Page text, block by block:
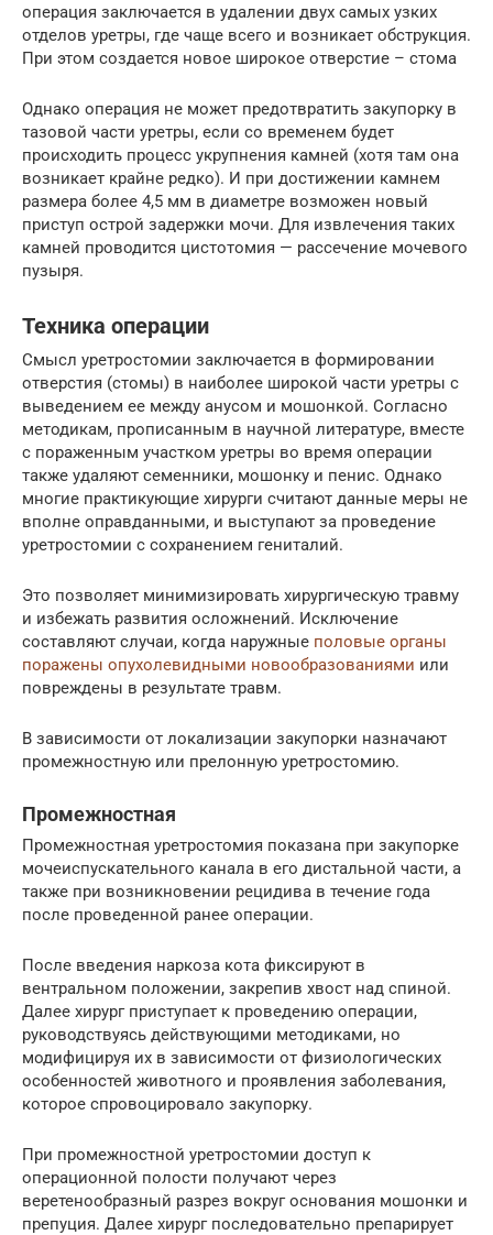
операция заключается в удалении двух самых узких
отделов уретры, где чаще всего и возникает обструкция.
При этом создается новое широкое отверстие – стома
Однако операция не может предотвратить закупорку в
тазовой части уретры, если со временем будет
происходить процесс укрупнения камней (хотя там она
возникает крайне редко). И при достижении камнем
размера более 4,5 мм в диаметре возможен новый
приступ острой задержки мочи. Для извлечения таких
камней проводится цистотомия — рассечение мочевого
пузыря.
Техника операции
Смысл уретростомии заключается в формировании
отверстия (стомы) в наиболее широкой части уретры с
выведением ее между анусом и мошонкой. Согласно
методикам, прописанным в научной литературе, вместе
с пораженным участком уретры во время операции
также удаляют семенники, мошонку и пенис. Однако
многие практикующие хирурги считают данные меры не
вполне оправданными, и выступают за проведение
уретростомии с сохранением гениталий.
Это позволяет минимизировать хирургическую травму
и избежать развития осложнений. Исключение
составляют случаи, когда наружные половые органы
поражены опухолевидными новообразованиями или
повреждены в результате травм.
В зависимости от локализации закупорки назначают
промежностную или прелонную уретростомию.
Промежностная
Промежностная уретростомия показана при закупорке
мочеиспускательного канала в его дистальной части, а
также при возникновении рецидива в течение года
после проведенной ранее операции.
После введения наркоза кота фиксируют в
вентральном положении, закрепив хвост над спиной.
Далее хирург приступает к проведению операции,
руководствуясь действующими методиками, но
модифицируя их в зависимости от физиологических
особенностей животного и проявления заболевания,
которое спровоцировало закупорку.
При промежностной уретростомии доступ к
операционной полости получают через
веретенообразный разрез вокруг основания мошонки и
препуция. Далее хирург последовательно препарирует